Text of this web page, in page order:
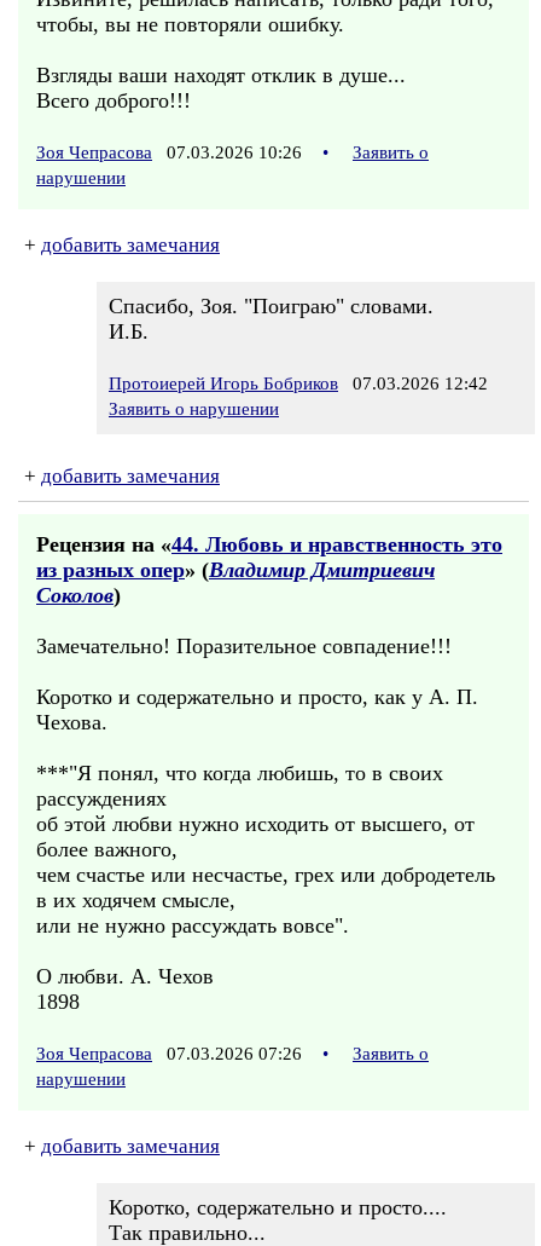
чтобы, вы не повторяли ошибку.
Взгляды ваши находят отклик в душе...
Всего доброго!!!
Зоя Чепрасова 07.03.2026 10:26 •
Заявить о
нарушении
+ добавить замечания
Спасибо, Зоя. "Поиграю" словами.
И.Б.
Протоиерей Игорь Бобриков 07.03.2026 12:42
Заявить о нарушении
+ добавить замечания
Рецензия на «44. Любовь и нравственность это
из разных опер» (Владимир Дмитриевич
Соколов)
Замечательно! Поразительное совпадение!!!
Коротко и содержательно и просто, как у А. П.
Чехова.
***"Я понял, что когда любишь, то в своих
рассуждениях
об этой любви нужно исходить от высшего, от
более важного,
чем счастье или несчастье, грех или добродетель
в их ходячем смысле,
или не нужно рассуждать вовсе".
О любви. А. Чехов
1898
Зоя Чепрасова 07.03.2026 07:26 •
Заявить о
нарушении
+ добавить замечания
Коротко, содержательно и просто....
Так правильно...